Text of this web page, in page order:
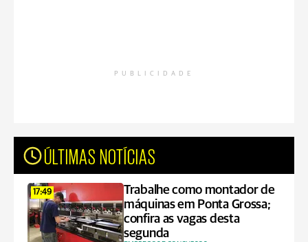
PUBLICIDADE
ÚLTIMAS NOTÍCIAS
17:49
Trabalhe como montador de
máquinas em Ponta Grossa;
confira as vagas desta
segunda